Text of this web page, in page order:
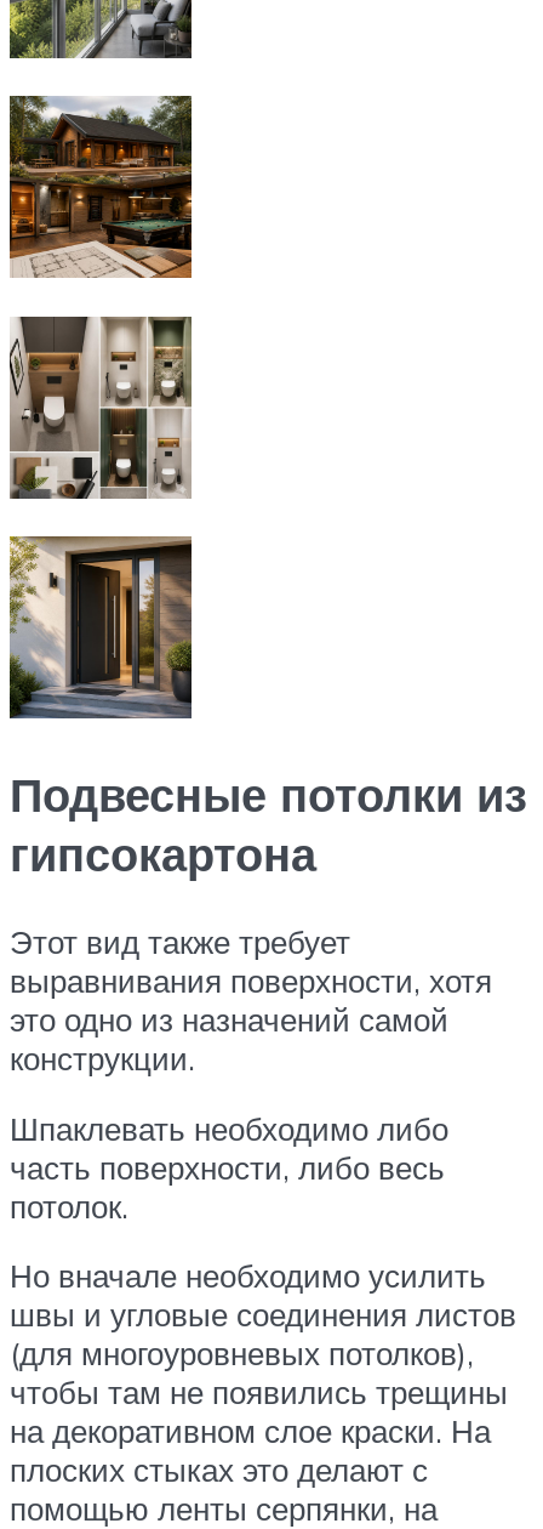
Подвесные потолки из
гипсокартона
Этот вид также требует
выравнивания поверхности, хотя
это одно из назначений самой
конструкции.
Шпаклевать необходимо либо
часть поверхности, либо весь
потолок.
Но вначале необходимо усилить
швы и угловые соединения листов
(для многоуровневых потолков),
чтобы там не появились трещины
на декоративном слое краски. На
плоских стыках это делают с
помощью ленты серпянки, на